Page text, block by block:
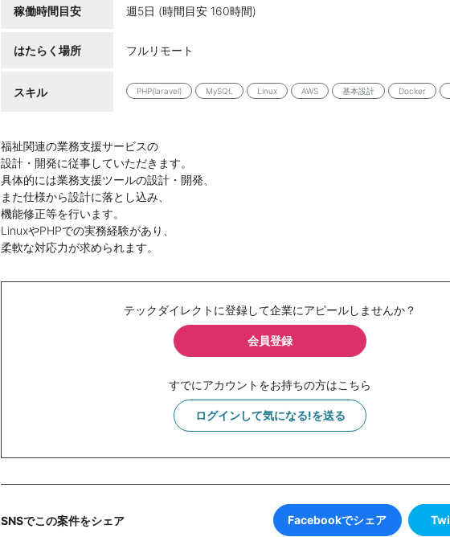
稼働時間目安 週5日 (時間目安 160時間)
はたらく場所 フルリモート
スキル PHP(laravel) MySQL Linux AWS 基本設計 Docker
福祉関連の業務支援サービスの
設計・開発に従事していただきます。
具体的には業務支援ツールの設計・開発、
また仕様から設計に落とし込み、
機能修正等を行います。
LinuxやPHPでの実務経験があり、
柔軟な対応力が求められます。
テックダイレクトに登録して企業にアピールしませんか？
会員登録
すでにアカウントをお持ちの方はこちら
ログインして気になる!を送る
SNSでこの案件をシェア Facebookでシェア